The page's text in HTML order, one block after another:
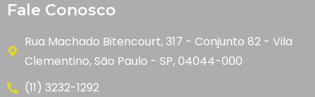
Fale Conosco
Rua Machado Bitencourt, 317 - Conjunto 82 - Vila
Clementino, São Paulo - SP, 04044-000
(11) 3232-1292